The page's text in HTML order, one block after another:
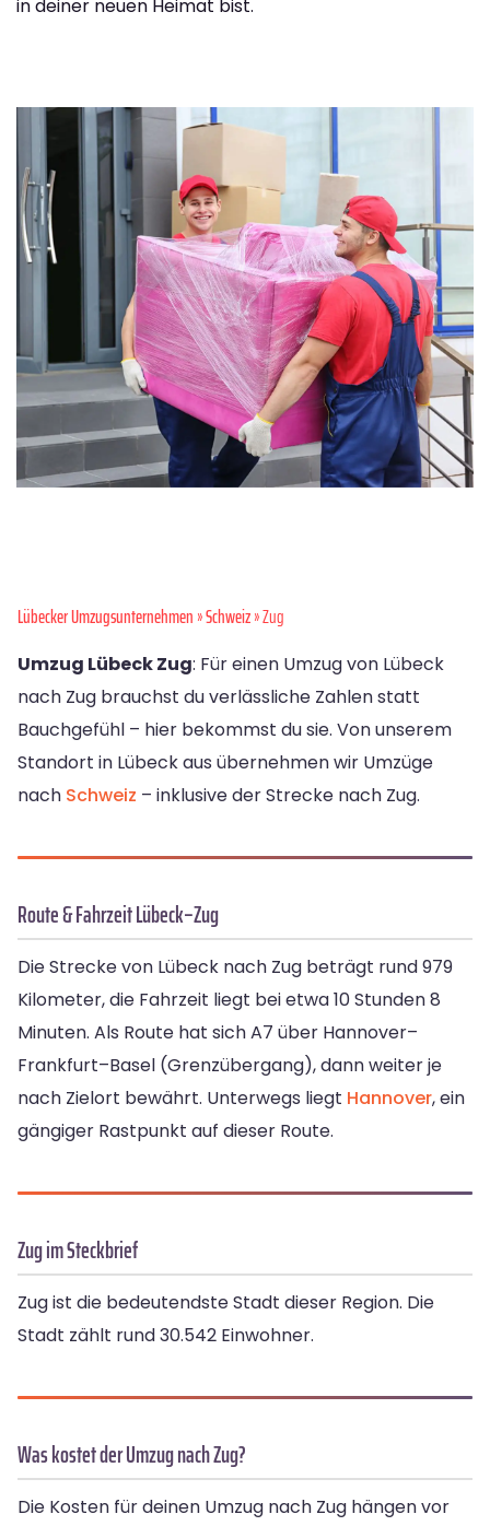
in deiner neuen Heimat bist.
Lübecker Umzugsunternehmen»Schweiz» Zug
Umzug Lübeck Zug: Für einen Umzug von Lübeck
nach Zug brauchst du verlässliche Zahlen statt
Bauchgefühl – hier bekommst du sie. Von unserem
Standort in Lübeck aus übernehmen wir Umzüge
nach Schweiz – inklusive der Strecke nach Zug.
Route & Fahrzeit Lübeck–Zug
Die Strecke von Lübeck nach Zug beträgt rund 979
Kilometer, die Fahrzeit liegt bei etwa 10 Stunden 8
Minuten. Als Route hat sich A7 über Hannover–
Frankfurt–Basel (Grenzübergang), dann weiter je
nach Zielort bewährt. Unterwegs liegt Hannover, ein
gängiger Rastpunkt auf dieser Route.
Zug im Steckbrief
Zug ist die bedeutendste Stadt dieser Region. Die
Stadt zählt rund 30.542 Einwohner.
Was kostet der Umzug nach Zug?
Die Kosten für deinen Umzug nach Zug hängen vor